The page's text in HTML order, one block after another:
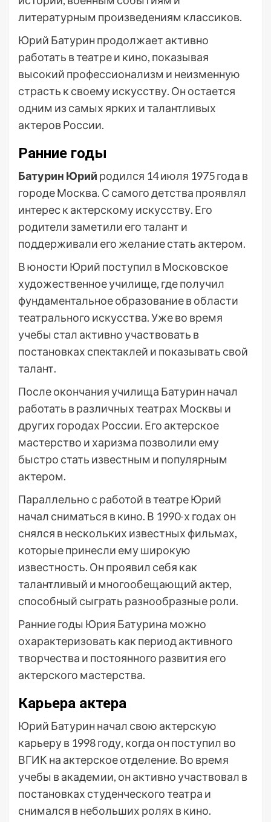
литературным произведениям классиков.
Юрий Батурин продолжает активно
работать в театре и кино, показывая
высокий профессионализм и неизменную
страсть к своему искусству. Он остается
одним из самых ярких и талантливых
актеров России.
Ранние годы
Батурин Юрий родился 14 июля 1975 года в
городе Москва. С самого детства проявлял
интерес к актерскому искусству. Его
родители заметили его талант и
поддерживали его желание стать актером.
В юности Юрий поступил в Московское
художественное училище, где получил
фундаментальное образование в области
театрального искусства. Уже во время
учебы стал активно участвовать в
постановках спектаклей и показывать свой
талант.
После окончания училища Батурин начал
работать в различных театрах Москвы и
других городах России. Его актерское
мастерство и харизма позволили ему
быстро стать известным и популярным
актером.
Параллельно с работой в театре Юрий
начал сниматься в кино. В 1990-х годах он
снялся в нескольких известных фильмах,
которые принесли ему широкую
известность. Он проявил себя как
талантливый и многообещающий актер,
способный сыграть разнообразные роли.
Ранние годы Юрия Батурина можно
охарактеризовать как период активного
творчества и постоянного развития его
актерского мастерства.
Карьера актера
Юрий Батурин начал свою актерскую
карьеру в 1998 году, когда он поступил во
ВГИК на актерское отделение. Во время
учебы в академии, он активно участвовал в
постановках студенческого театра и
снимался в небольших ролях в кино.